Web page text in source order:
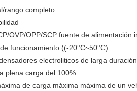
rango completo
OVP/OPP/SCP fuente de alimentación
funcionamiento ((-20°C~50°C)
electroliticos de larga
plena carga del 100%
de carga máxima máxima de un